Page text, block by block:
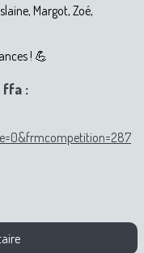
Margot, Zoé,
! 💪
ffa :